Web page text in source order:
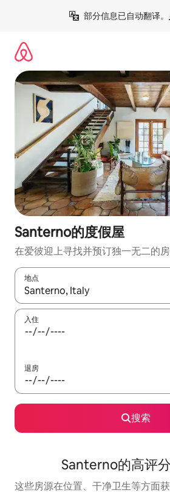
部分信息已自动翻译。
Santerno的度假屋
在爱彼迎上寻找并预订独一无二的
地点
如有搜索结果，请使用上下方向键查
入住
退房
搜索
Santerno的高评
这些房源在位置、干净卫生等方面获